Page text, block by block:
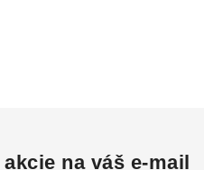
na váš e-mail